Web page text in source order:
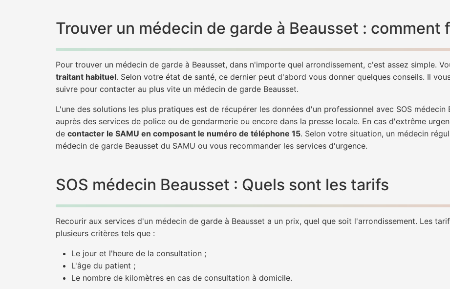
Trouver un médecin de garde à Beausset : comment
Pour trouver un médecin de garde à Beausset, dans n'importe quel arrondissement, c'est assez simple.
traitant habituel. Selon votre état de santé, ce dernier peut d'abord vous donner quelques conseils. Il
suivre pour contacter au plus vite un médecin de garde Beausset.
L'une des solutions les plus pratiques est de récupérer les données d'un professionnel avec SOS médecin
auprès des services de police ou de gendarmerie ou encore dans la presse locale. En cas d'extrême
de contacter le SAMU en composant le numéro de téléphone 15. Selon votre situation, un médecin
médecin de garde Beausset du SAMU ou vous recommander les services d'urgence.
SOS médecin Beausset : Quels sont les tarifs
Recourir aux services d'un médecin de garde à Beausset a un prix, quel que soit l'arrondissement. Les
plusieurs critères tels que :
Le jour et l'heure de la consultation ;
L'âge du patient ;
Le nombre de kilomètres en cas de consultation à domicile.